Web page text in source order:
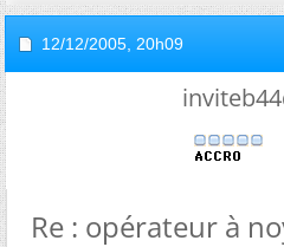
12/12/2005, 20h09
Re : opérateur à